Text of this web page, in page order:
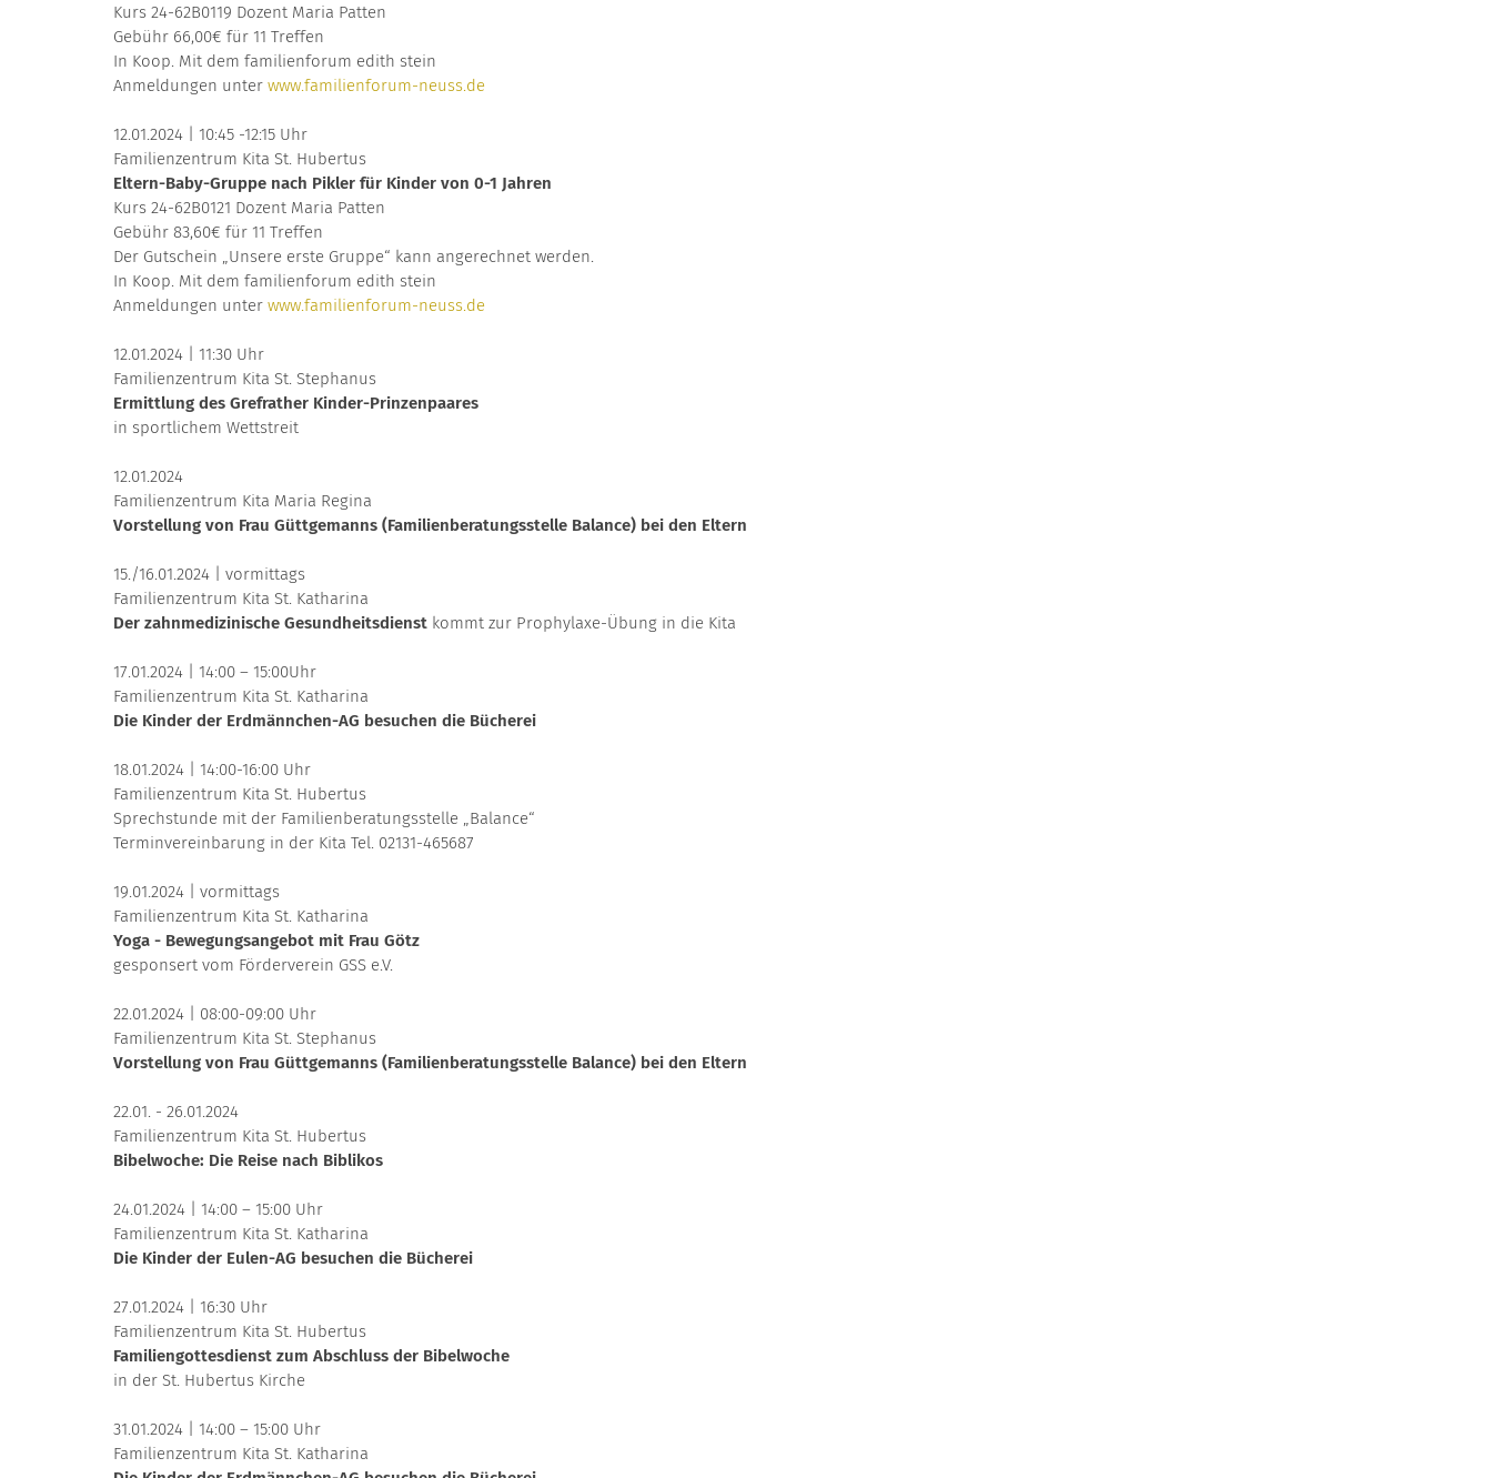
Kurs 24-62B0119 Dozent Maria Patten
Gebühr 66,00€ für 11 Treffen
In Koop. Mit dem familienforum edith stein
Anmeldungen unter www.familienforum-neuss.de
12.01.2024 | 10:45 -12:15 Uhr
Familienzentrum Kita St. Hubertus
Eltern-Baby-Gruppe nach Pikler für Kinder von 0-1 Jahren
Kurs 24-62B0121 Dozent Maria Patten
Gebühr 83,60€ für 11 Treffen
Der Gutschein „Unsere erste Gruppe“ kann angerechnet werden.
In Koop. Mit dem familienforum edith stein
Anmeldungen unter www.familienforum-neuss.de
12.01.2024 | 11:30 Uhr
Familienzentrum Kita St. Stephanus
Ermittlung des Grefrather Kinder-Prinzenpaares
in sportlichem Wettstreit
12.01.2024
Familienzentrum Kita Maria Regina
Vorstellung von Frau Güttgemanns (Familienberatungsstelle Balance) bei den Eltern
15./16.01.2024 | vormittags
Familienzentrum Kita St. Katharina
Der zahnmedizinische Gesundheitsdienst kommt zur Prophylaxe-Übung in die Kita
17.01.2024 | 14:00 – 15:00Uhr
Familienzentrum Kita St. Katharina
Die Kinder der Erdmännchen-AG besuchen die Bücherei
18.01.2024 | 14:00-16:00 Uhr
Familienzentrum Kita St. Hubertus
Sprechstunde mit der Familienberatungsstelle „Balance“
Terminvereinbarung in der Kita Tel. 02131-465687
19.01.2024 | vormittags
Familienzentrum Kita St. Katharina
Yoga - Bewegungsangebot mit Frau Götz
gesponsert vom Förderverein GSS e.V.
22.01.2024 | 08:00-09:00 Uhr
Familienzentrum Kita St. Stephanus
Vorstellung von Frau Güttgemanns (Familienberatungsstelle Balance) bei den Eltern
22.01. - 26.01.2024
Familienzentrum Kita St. Hubertus
Bibelwoche: Die Reise nach Biblikos
24.01.2024 | 14:00 – 15:00 Uhr
Familienzentrum Kita St. Katharina
Die Kinder der Eulen-AG besuchen die Bücherei
27.01.2024 | 16:30 Uhr
Familienzentrum Kita St. Hubertus
Familiengottesdienst zum Abschluss der Bibelwoche
in der St. Hubertus Kirche
31.01.2024 | 14:00 – 15:00 Uhr
Familienzentrum Kita St. Katharina